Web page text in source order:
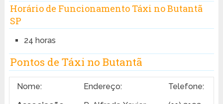
Horário de Funcionamento Táxi no Butantã
SP
24 horas
Pontos de Táxi no Butantã
Nome: Endereço:
Telefone: